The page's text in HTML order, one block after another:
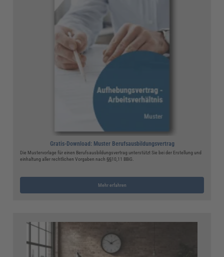
Gratis-Download: Muster Berufsausbildungsvertrag
Die Mustervorlage für einen Berufsausbildungsvertrag unterstützt Sie bei der Erstellung und
einhaltung aller rechtlichen Vorgaben nach §§10,11 BBiG.
Mehr erfahren